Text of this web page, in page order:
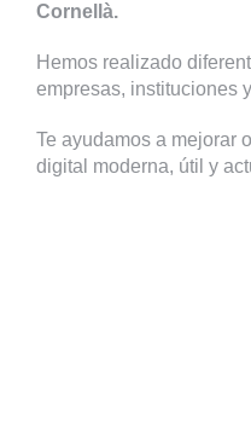
Cornellà.
Hemos realizado
empresas, instituciones
Te ayudamos a mejorar
digital moderna, útil y